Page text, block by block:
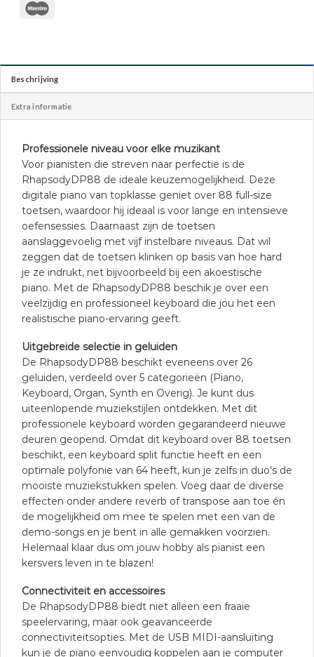
Beschrijving
Extra informatie
Professionele niveau voor elke muzikant
Voor pianisten die streven naar perfectie is de
RhapsodyDP88 de ideale keuzemogelijkheid. Deze
digitale piano van topklasse geniet over 88 full-size
toetsen, waardoor hij ideaal is voor lange en intensieve
oefensessies. Daarnaast zijn de toetsen
aanslaggevoelig met vijf instelbare niveaus. Dat wil
zeggen dat de toetsen klinken op basis van hoe hard
je ze indrukt, net bijvoorbeeld bij een akoestische
piano. Met de RhapsodyDP88 beschik je over een
veelzijdig en professioneel keyboard die jou het een
realistische piano-ervaring geeft.
Uitgebreide selectie in geluiden
De RhapsodyDP88 beschikt eveneens over 26
geluiden, verdeeld over 5 categorieën (Piano,
Keyboard, Organ, Synth en Overig). Je kunt dus
uiteenlopende muziekstijlen ontdekken. Met dit
professionele keyboard worden gegarandeerd nieuwe
deuren geopend. Omdat dit keyboard over 88 toetsen
beschikt, een keyboard split functie heeft en een
optimale polyfonie van 64 heeft, kun je zelfs in duo’s de
mooiste muziekstukken spelen. Voeg daar de diverse
effecten onder andere reverb of transpose aan toe én
de mogelijkheid om mee te spelen met een van de
demo-songs en je bent in alle gemakken voorzien.
Helemaal klaar dus om jouw hobby als pianist een
kersvers leven in te blazen!
Connectiviteit en accessoires
De RhapsodyDP88 biedt niet alleen een fraaie
speelervaring, maar ook geavanceerde
connectiviteitsopties. Met de USB MIDI-aansluiting
kun je de piano eenvoudig koppelen aan je computer